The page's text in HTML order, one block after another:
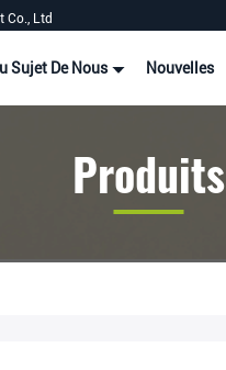
Co., Ltd
Sujet De Nous Nouvelles
Produits